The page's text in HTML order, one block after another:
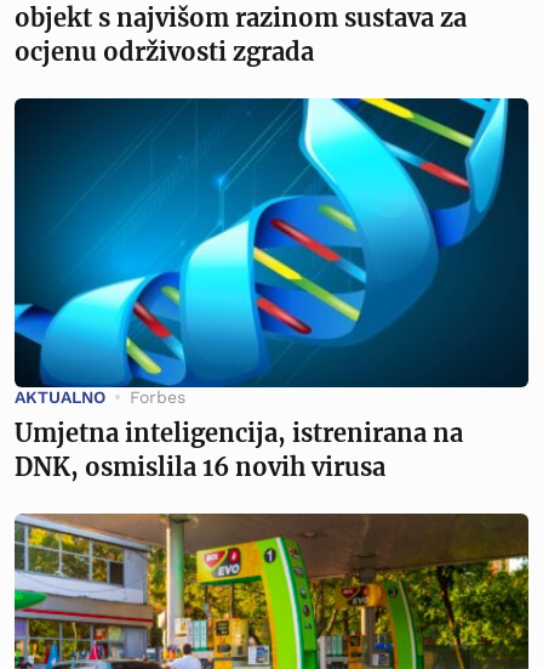
objekt s najvišom razinom sustava za
ocjenu održivosti zgrada
AKTUALNO Forbes
Umjetna inteligencija, istrenirana na
DNK, osmislila 16 novih virusa